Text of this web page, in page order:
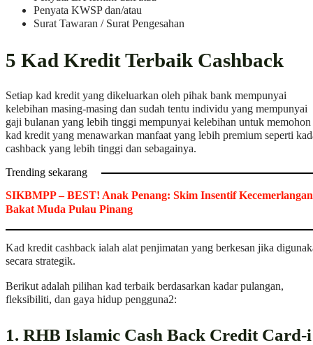
Penyata KWSP dan/atau
Surat Tawaran / Surat Pengesahan
5 Kad Kredit Terbaik Cashback
Setiap kad kredit yang dikeluarkan oleh pihak bank mempunyai
kelebihan masing-masing dan sudah tentu individu yang mempunyai
gaji bulanan yang lebih tinggi mempunyai kelebihan untuk memohon
kad kredit yang menawarkan manfaat yang lebih premium seperti
cashback yang lebih tinggi dan sebagainya.
Trending sekarang
SIKBMPP – BEST! Anak Penang: Skim Insentif Kecemerlangan
Bakat Muda Pulau Pinang
Kad kredit cashback ialah alat penjimatan yang berkesan jika
secara strategik.
Berikut adalah pilihan kad terbaik berdasarkan kadar pulangan,
fleksibiliti, dan gaya hidup pengguna2:
1. RHB Islamic Cash Back Credit Card-i